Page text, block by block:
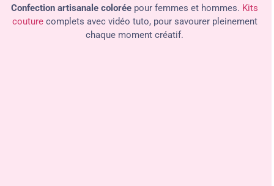
Confection artisanale colorée pour femmes et hommes. Kits
couturecomplets avec vidéo tuto, pour savourer pleinement
chaque moment créatif.